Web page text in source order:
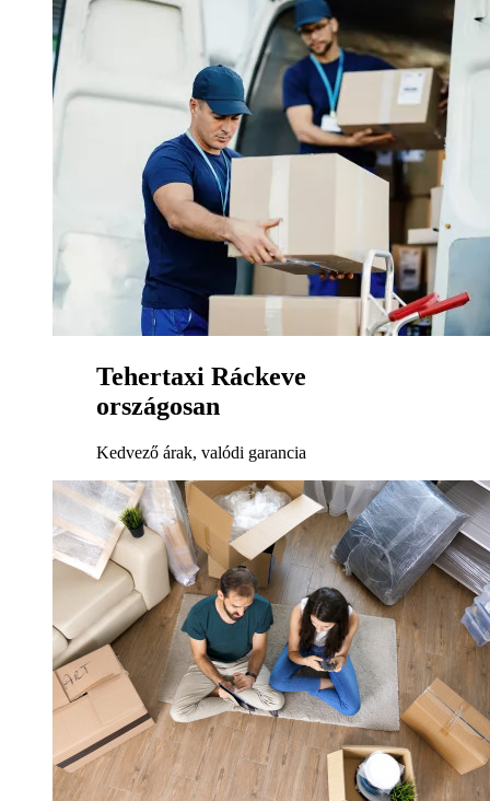
Tehertaxi Ráckeve
országosan
Kedvező árak, valódi garancia